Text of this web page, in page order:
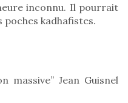
inconnu. Il pourrait
kadhafistes.
massive” Jean Guisnel